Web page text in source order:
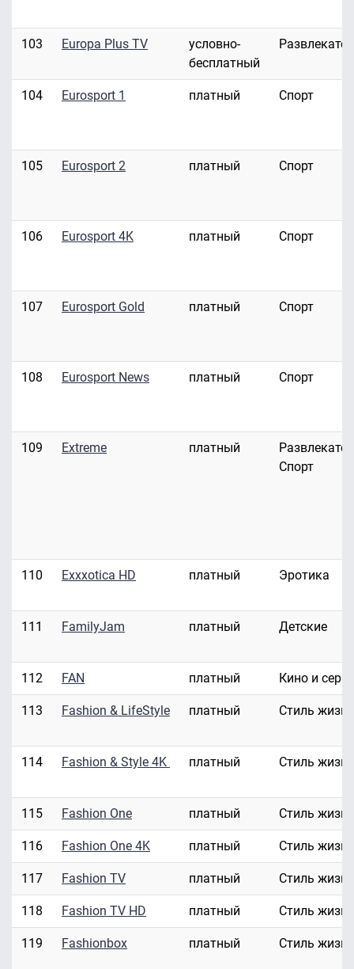
103 Europa Plus TV
условно-
бесплатный
104 Eurosport 1 платный Спорт
105 Eurosport 2 платный Спорт
106 Eurosport 4K платный Спорт
107 Eurosport Gold платный Спорт
108 Eurosport News платный Спорт
109 Extreme платный
Спорт
110 Exxxotica HD платный Эротика
111 FamilyJam платный Детские
112 FAN платный Кино и
113 Fashion & LifeStyle платный Стиль жизни
114 Fashion & Style 4K платный Стиль жизни
115 Fashion One платный Стиль жизни
116 Fashion One 4K платный Стиль жизни
117 Fashion TV платный Стиль жизни
118 Fashion TV HD платный Стиль жизни
119 Fashionbox платный Стиль жизни